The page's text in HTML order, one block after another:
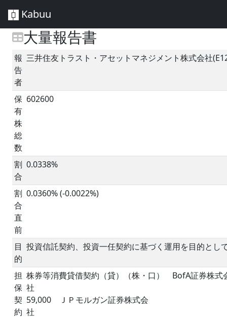
Kabuu
大量報告書
報
告
者
三井住友トラスト・アセットマネジメント株式会社
保
有
株
総
数
602600
割
合
0.0338%
割
合
直
前
0.0360% (-0.0022%)
目
的
投資信託契約、投資一任契約に基づく運用を目的とし
担
保
契
約
株券等消費貸借契約（貸）（株・口） BofA証券株式
59,000 ＪＰモルガン証券株式会